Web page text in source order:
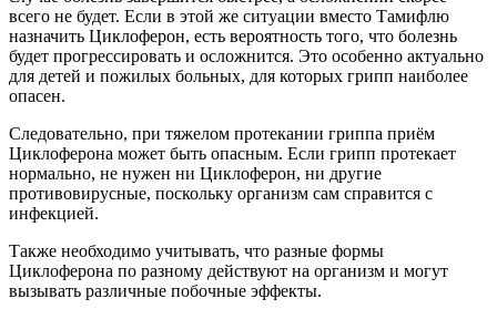
всего не будет. Если в этой же ситуации вместо Тамифлю
назначить Циклоферон, есть вероятность того, что болезнь
будет прогрессировать и осложнится. Это особенно актуально
для детей и пожилых больных, для которых грипп наиболее
опасен.
Следовательно, при тяжелом протекании гриппа приём
Циклоферона может быть опасным. Если грипп протекает
нормально, не нужен ни Циклоферон, ни другие
противовирусные, поскольку организм сам справится с
инфекцией.
Также необходимо учитывать, что разные формы
Циклоферона по разному действуют на организм и могут
вызывать различные побочные эффекты.